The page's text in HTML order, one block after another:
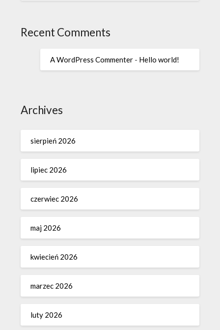
Recent Comments
A WordPress Commenter - Hello world!
Archives
sierpień 2026
lipiec 2026
czerwiec 2026
maj 2026
kwiecień 2026
marzec 2026
luty 2026